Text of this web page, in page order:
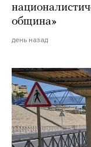
община»
день назад